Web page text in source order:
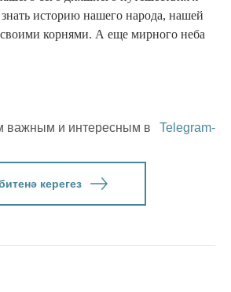
историю нашего народа, нашей
корнями. А еще мирного неба
важным и интересным в
Telegram-
керегез